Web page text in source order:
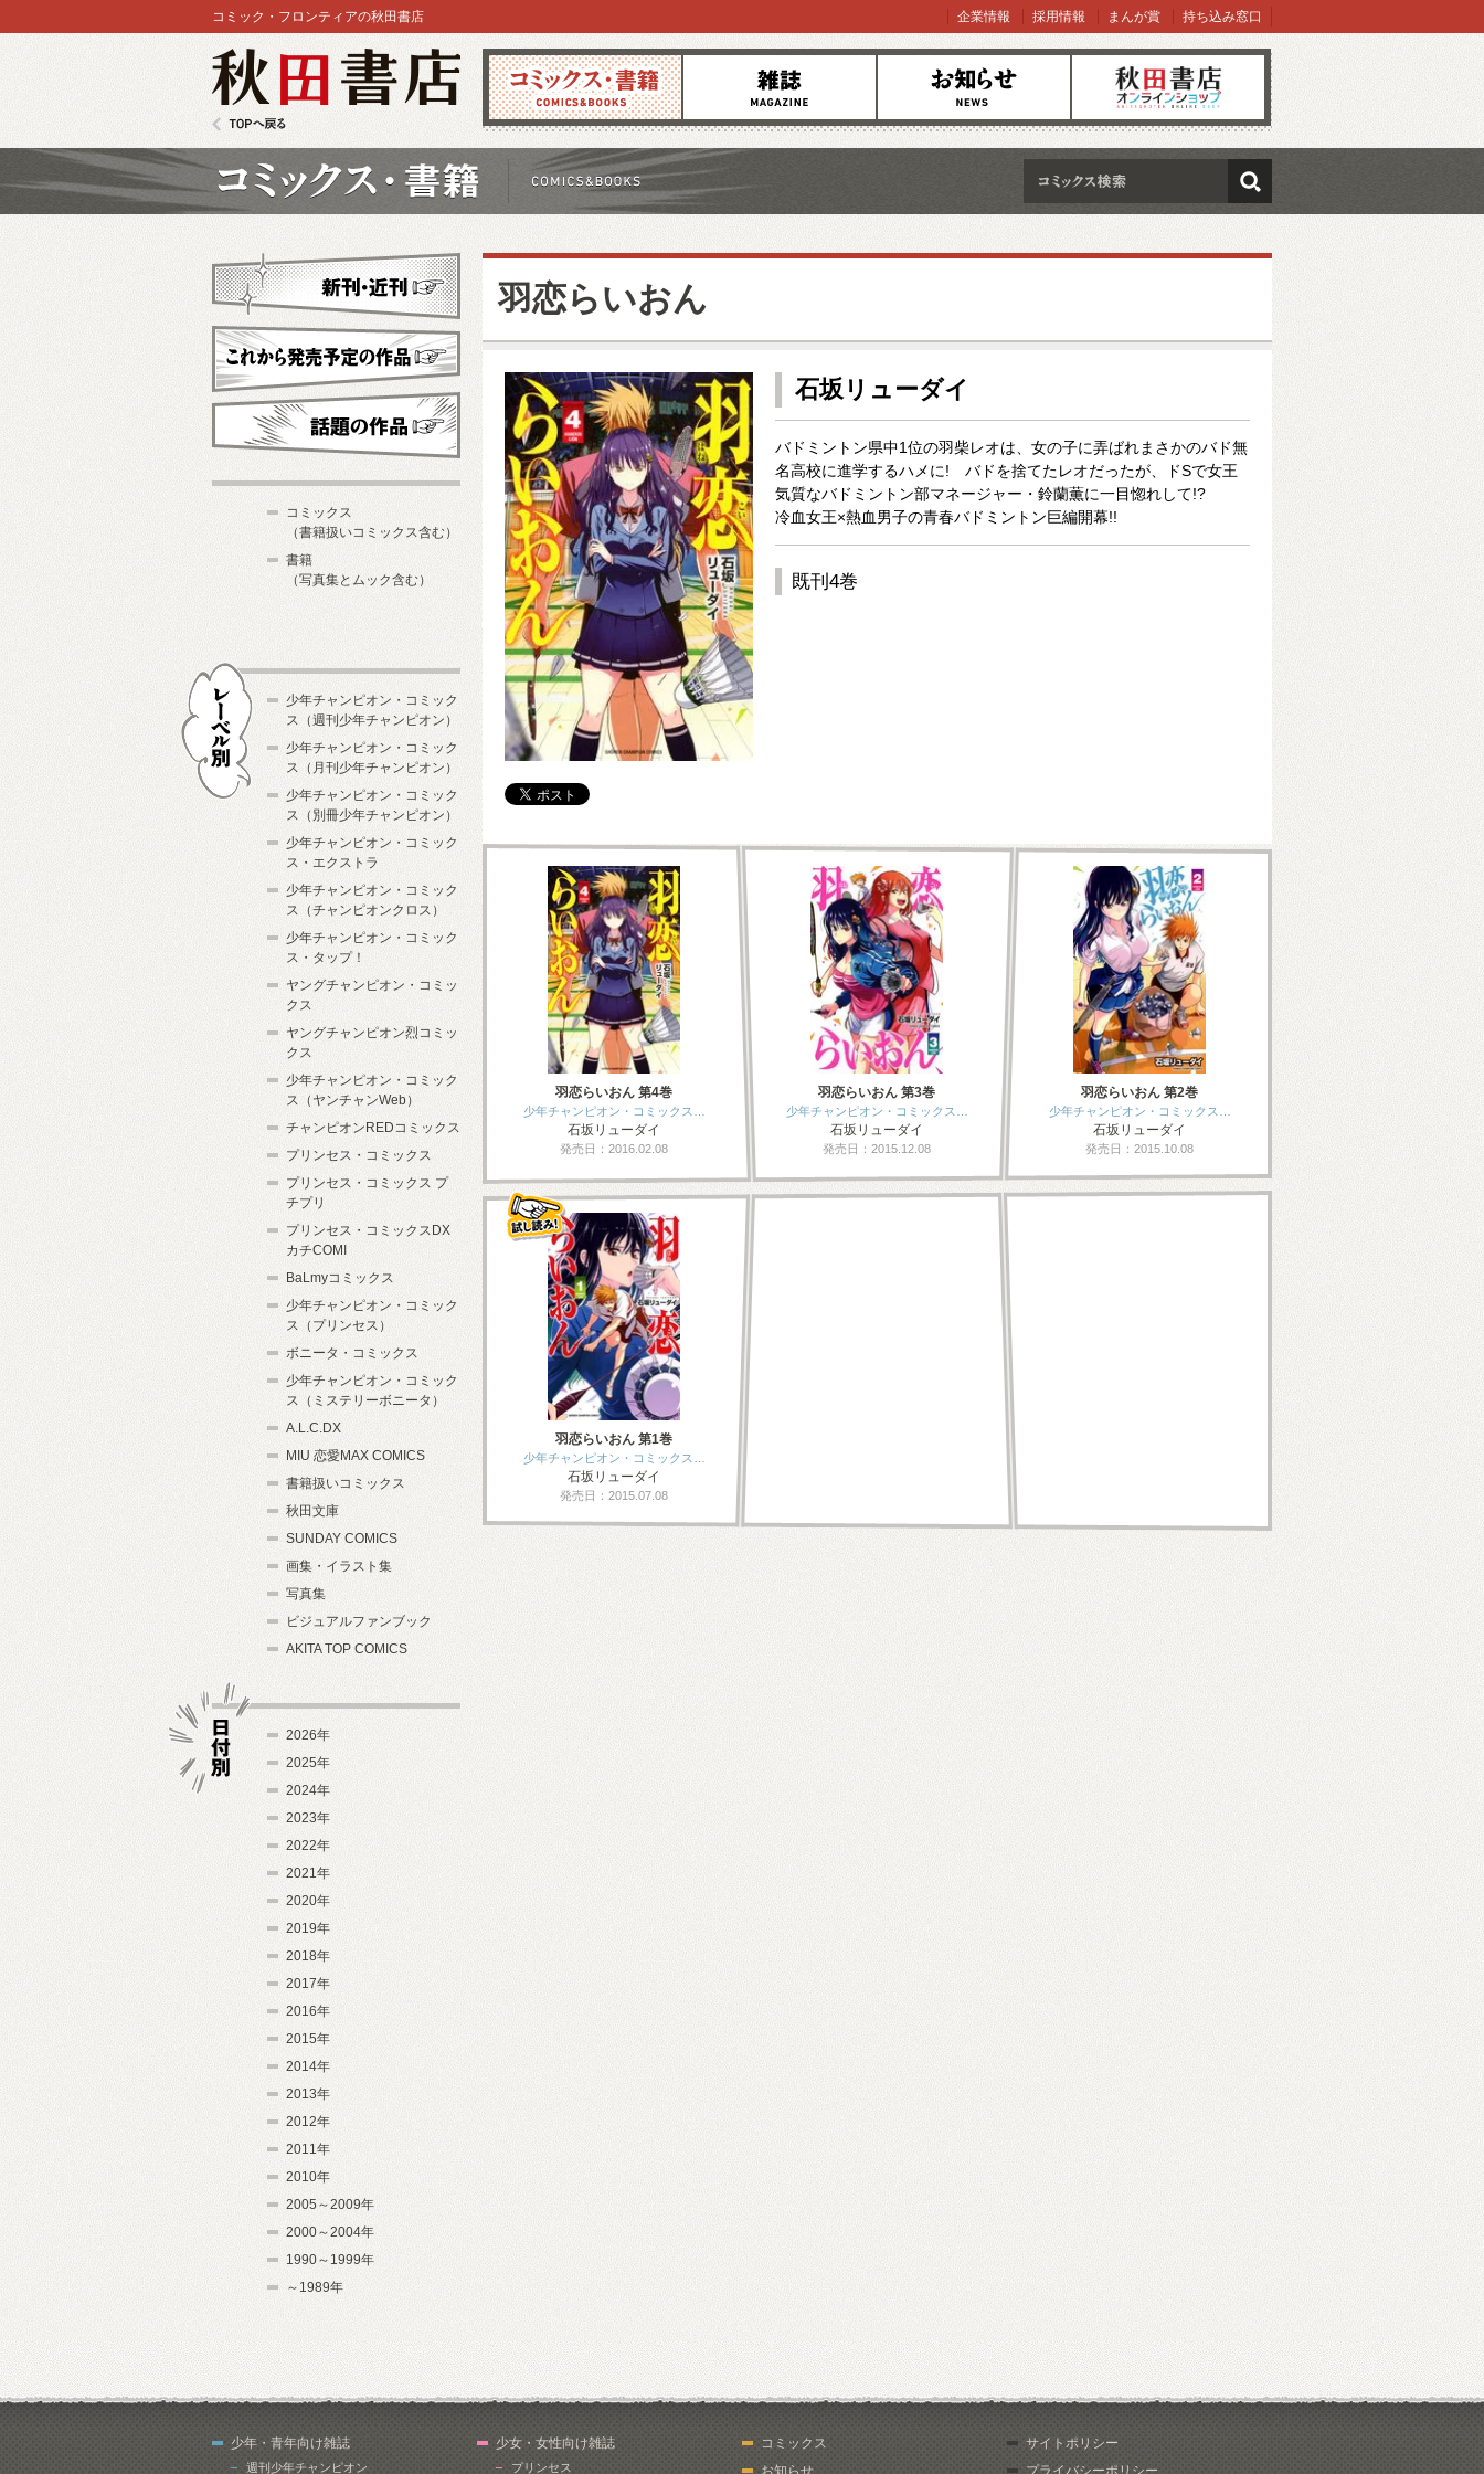
コミックス 雑誌 お知らせ オンラインショップ
コミック・フロンティアの秋田書店 企業情報 採用情報 まんが賞 持ち込み窓口
検索
羽恋らいおん
石坂リューダイ
バドミントン県中1位の羽柴レオは、女の子に弄ばれまさかのバド無
名高校に進学するハメに! バドを捨てたレオだったが、ドSで女王
気質なバドミントン部マネージャー・鈴蘭薫に一目惚れして!?
冷血女王×熱血男子の青春バドミントン巨編開幕!!
既刊4巻
羽恋らいおん 第4巻
少年チャンピオン・コミックス…
石坂リューダイ
発売日：2016.02.08
羽恋らいおん 第3巻
少年チャンピオン・コミックス…
石坂リューダイ
発売日：2015.12.08
羽恋らいおん 第2巻
少年チャンピオン・コミックス…
石坂リューダイ
発売日：2015.10.08
羽恋らいおん 第1巻
少年チャンピオン・コミックス…
石坂リューダイ
発売日：2015.07.08
新刊・近刊
これから発売予定
コミックス
（書籍扱いコミックス含む）
書籍
（写真集とムック含む）
少年チャンピオン・コミック
ス（週刊少年チャンピオン）
少年チャンピオン・コミック
ス（月刊少年チャンピオン）
少年チャンピオン・コミック
ス（別冊少年チャンピオン）
少年チャンピオン・コミック
ス・エクストラ
少年チャンピオン・コミック
ス（チャンピオンクロス）
少年チャンピオン・コミック
ス・タップ！
ヤングチャンピオン・コミッ
クス
ヤングチャンピオン烈コミッ
クス
少年チャンピオン・コミック
ス（ヤンチャンWeb）
チャンピオンREDコミックス
プリンセス・コミックス
プリンセス・コミックス プ
チプリ
プリンセス・コミックスDX
カチCOMI
BaLmyコミックス
少年チャンピオン・コミック
ス（プリンセス）
ボニータ・コミックス
少年チャンピオン・コミック
ス（ミステリーボニータ）
A.L.C.DX
MIU 恋愛MAX COMICS
書籍扱いコミックス
秋田文庫
SUNDAY COMICS
画集・イラスト集
写真集
ビジュアルファンブック
AKITA TOP COMICS
2026年
2025年
2024年
2023年
2022年
2021年
2020年
2019年
2018年
2017年
2016年
2015年
2014年
2013年
2012年
2011年
2010年
2005～2009年
2000～2004年
1990～1999年
～1989年
少年・青年向け雑誌
週刊少年チャンピオン
少女・女性向け雑誌
プリンセス
コミックス
お知らせ
サイトポリシー
プライバシーポリシー